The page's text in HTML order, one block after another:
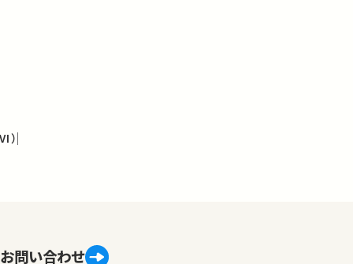
）
お問い合わせ